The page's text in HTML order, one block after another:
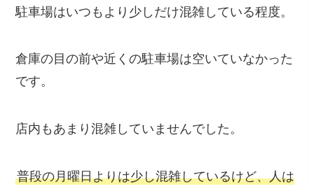
駐車場はいつもより少しだけ混雑している程度。
倉庫の目の前や近くの駐車場は空いていなかった
です。
店内もあまり混雑していませんでした。
普段の月曜日よりは少し混雑しているけど、人は